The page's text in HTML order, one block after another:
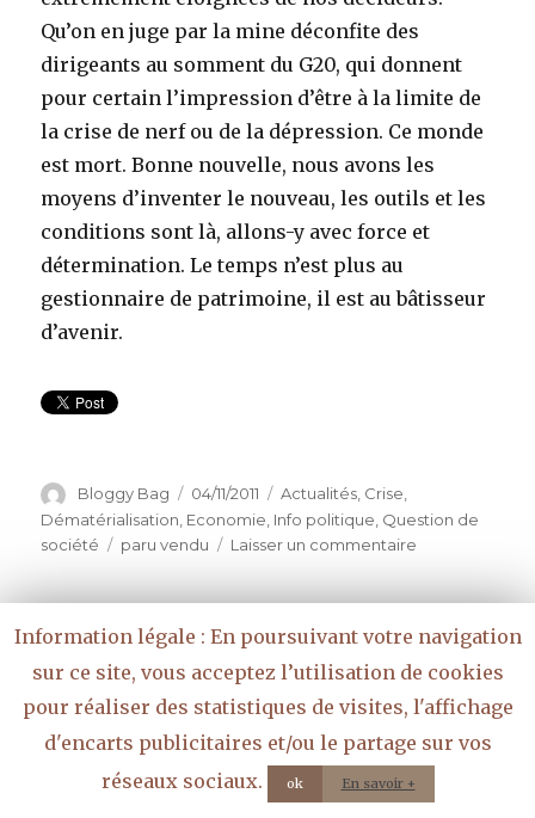
Qu’on en juge par la mine déconfite des
dirigeants au somment du G20, qui donnent
pour certain l’impression d’être à la limite de
la crise de nerf ou de la dépression. Ce monde
est mort. Bonne nouvelle, nous avons les
moyens d’inventer le nouveau, les outils et les
conditions sont là, allons-y avec force et
détermination. Le temps n’est plus au
gestionnaire de patrimoine, il est au bâtisseur
d’avenir.
Auteur
Bloggy Bag
Publié
le
04/11/2011 Catégories
Actualités, Crise,
Dématérialisation Economie Info politique Question de
société
Étiquettes
paru vendu Laisser un commentaire
à
la
fois
une
chance
et
Connecto, ergo sum
Que les puristes me pardonnent ce
latinisme de cuisine qui me permet
d’introduire un post sur un sujet qui me
Information légale : En poursuivant votre navigation
sur ce site, vous acceptez l’utilisation de cookies
pour réaliser des statistiques de visites, l'affichage
d'encarts publicitaires et/ou le partage sur vos
réseaux sociaux.
ok En savoir +